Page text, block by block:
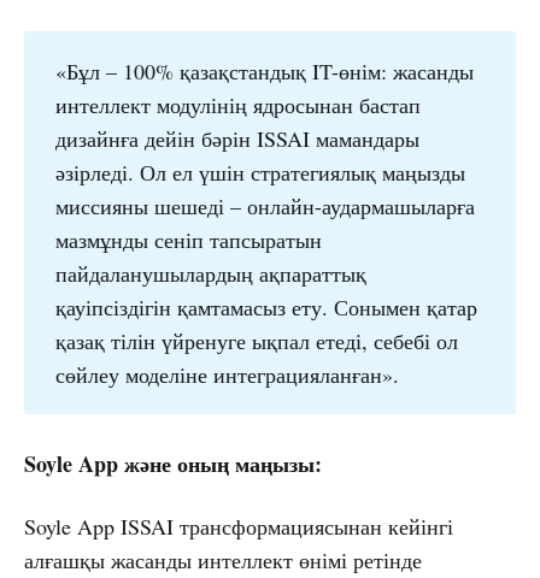
«Бұл – 100% қазақстандық IT-өнім: жасанды
интеллект модулінің ядросынан бастап
дизайнға дейін бәрін ISSAI мамандары
әзірледі. Ол ел үшін стратегиялық маңызды
миссияны шешеді – онлайн-аудармашыларға
мазмұнды сеніп тапсыратын
пайдаланушылардың ақпараттық
қауіпсіздігін қамтамасыз ету. Сонымен қатар
қазақ тілін үйренуге ықпал етеді, себебі ол
сөйлеу моделіне интеграцияланған».
Soyle App және оның маңызы:
Soyle App ISSAI трансформациясынан кейінгі
алғашқы жасанды интеллект өнімі ретінде